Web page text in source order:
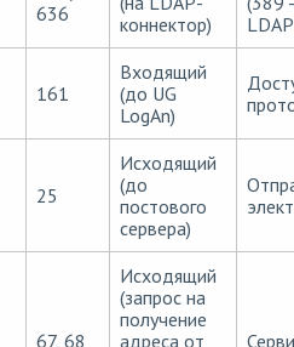
636
коннектор)
161
Входящий
(до UG
LogAn)
25
Исходящий
(до
постового
сервера)
67, 68
Исходящий
(запрос на
получение
адреса от